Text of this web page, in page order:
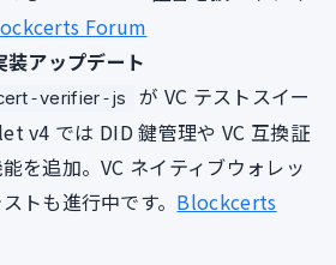
Forum
アップデート
が VC テストスイー
v4 では DID 鍵管理や VC 互換証
を追加。VC ネイティブウォレッ
トも進行中です。 Blockcerts